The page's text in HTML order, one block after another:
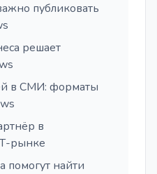
публиковать
решает
в СМИ: форматы
в
рынке
помогут найти